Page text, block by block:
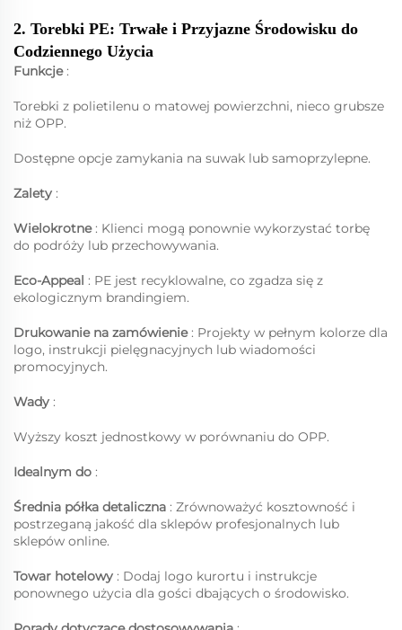
2. Torebki PE: Trwałe i Przyjazne Środowisku do
Codziennego Użycia
Funkcje :
Torebki z polietilenu o matowej powierzchni, nieco grubsze
niż OPP.
Dostępne opcje zamykania na suwak lub samoprzylepne.
Zalety :
Wielokrotne : Klienci mogą ponownie wykorzystać torbę
do podróży lub przechowywania.
Eco-Appeal : PE jest recyklowalne, co zgadza się z
ekologicznym brandingiem.
Drukowanie na zamówienie : Projekty w pełnym kolorze dla
logo, instrukcji pielęgnacyjnych lub wiadomości
promocyjnych.
Wady :
Wyższy koszt jednostkowy w porównaniu do OPP.
Idealnym do :
Średnia półka detaliczna : Zrównoważyć kosztowność i
postrzeganą jakość dla sklepów profesjonalnych lub
sklepów online.
Towar hotelowy : Dodaj logo kurortu i instrukcje
ponownego użycia dla gości dbających o środowisko.